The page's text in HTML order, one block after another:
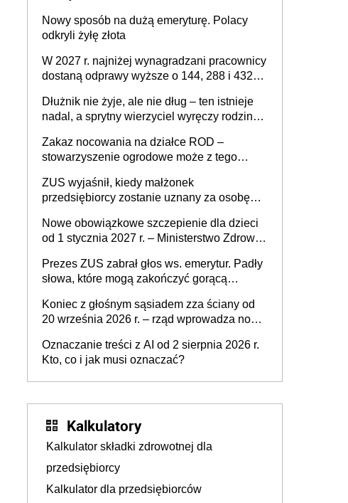
Nowy sposób na dużą emeryturę. Polacy
odkryli żyłę złota
W 2027 r. najniżej wynagradzani pracownicy
dostaną odprawy wyższe o 144, 288 i 432
Dłużnik nie żyje, ale nie dług – ten istnieje
nadal, a sprytny wierzyciel wyręczy rodzinę
Zakaz nocowania na działce ROD –
stowarzyszenie ogrodowe może z tego
działki (wypowiedzieć dzierżawę)?
ZUS wyjaśnił, kiedy małżonek
przedsiębiorcy zostanie uznany za osobę
Nowe obowiązkowe szczepienie dla dzieci
od 1 stycznia 2027 r. – Ministerstwo Zdrowia
2027 r.
Prezes ZUS zabrał głos ws. emerytur. Padły
słowa, które mogą zakończyć gorącą
Koniec z głośnym sąsiadem zza ściany od
20 września 2026 r. – rząd wprowadza nowe
mieszkańców
Oznaczanie treści z AI od 2 sierpnia 2026 r.
Kto, co i jak musi oznaczać?
Kalkulatory
Kalkulator składki zdrowotnej dla
przedsiębiorcy
Kalkulator dla przedsiębiorców